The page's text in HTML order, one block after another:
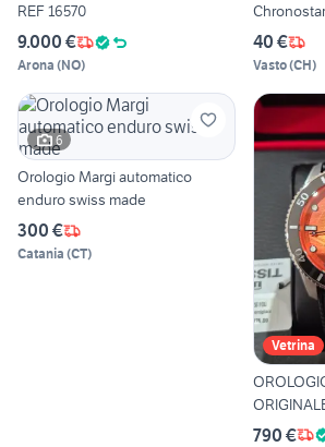
REF 16570
9.000 €
Arona (NO)
40 €
Vasto(CH)
6
Orologio Margi automatico
enduro swiss made
300 €
Catania (CT)
Vetrina
790 €